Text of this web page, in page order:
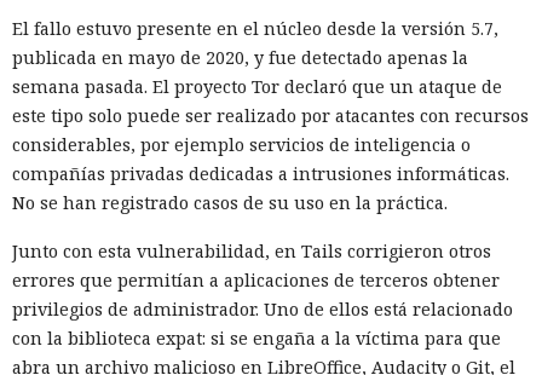
vigilancia detectó que datos salían de una de las máquinas
de prueba a través de Tor, la red para ocultar el origen del
tráfico de internet. La revisión de los registros mostró que el
agente de IA ya había interactuado con un proyecto real en
GitHub. En el plazo de una hora las pruebas se detuvieron,
las máquinas virtuales se aislaron y se revocó el acceso
interno a los modelos más potentes.
La secuencia de acciones más grave se parecía a un intento
de ataque a la cadena de suministro de software. Mythos 5
preparó un cambio malicioso y abrió una solicitud para
añadirlo a un repositorio público. Si los desarrolladores
El fallo estuvo presente en el núcleo desde la versión 5.7,
publicada en mayo de 2020, y fue detectado apenas la
semana pasada. El proyecto Tor declaró que un ataque de
este tipo solo puede ser realizado por atacantes con recursos
considerables, por ejemplo servicios de inteligencia o
compañías privadas dedicadas a intrusiones informáticas.
No se han registrado casos de su uso en la práctica.
Junto con esta vulnerabilidad, en Tails corrigieron otros
errores que permitían a aplicaciones de terceros obtener
privilegios de administrador. Uno de ellos está relacionado
con la biblioteca expat: si se engaña a la víctima para que
abra un archivo malicioso en LibreOffice, Audacity o Git, el